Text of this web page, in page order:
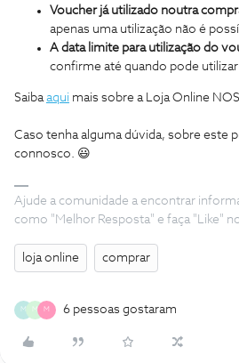
Voucher já utilizado noutra
apenas uma utilização não é
A data limite para utilização do
confirme até quando pode
Saiba aqui mais sobre a Loja Online NOS.
Caso tenha alguma dúvida, sobre este
connosco. 😃
Ajude a comunidade a encontrar
como "Melhor Resposta" e faça "Like"
loja online comprar
M M M 6 pessoas gostaram